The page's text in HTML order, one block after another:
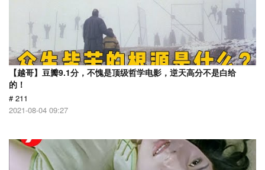
【越哥】豆瓣9.1分，不愧是顶级哲学电影，逆天高分不是白给
的！
# 211
2021-08-04 09:27